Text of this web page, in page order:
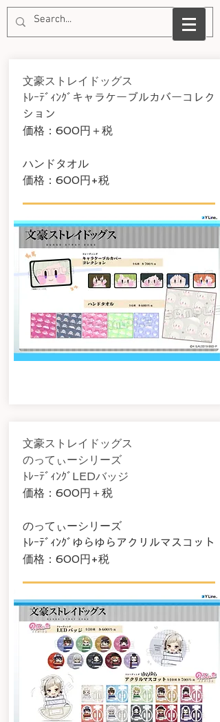
文豪ストレイドッグス
​ﾄﾚｰﾃﾞｨﾝｸﾞキャラケーブルカバーコレク
ション
​価格：600円＋税
ハンドタオル
​価格：600円+税
文豪ストレイドッグス
​のってぃーシリーズ
​ﾄﾚｰﾃﾞｨﾝｸﾞLEDバッジ
​価格：600円＋税
のってぃーシリーズ
​ﾄﾚｰﾃﾞｨﾝｸﾞゆらゆらアクリルマスコット
​価格：600円+税